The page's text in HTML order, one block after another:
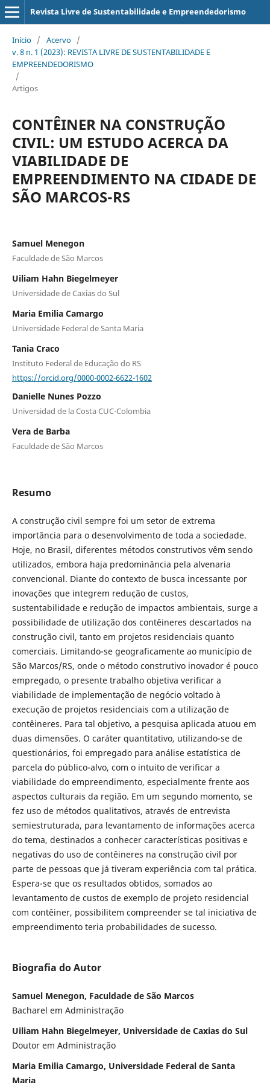
Revista Livre de Sustentabilidade e Empreendedorismo
Início / Acervo /
v. 8 n. 1 (2023): REVISTA LIVRE DE SUSTENTABILIDADE E
EMPREENDEDORISMO
/
Artigos
CONTÊINER NA CONSTRUÇÃO
CIVIL: UM ESTUDO ACERCA DA
VIABILIDADE DE
EMPREENDIMENTO NA CIDADE DE
SÃO MARCOS-RS
Samuel Menegon
Faculdade de São Marcos
Uiliam Hahn Biegelmeyer
Universidade de Caxias do Sul
Maria Emilia Camargo
Universidade Federal de Santa Maria
Tania Craco
Instituto Federal de Educação do RS
https://orcid.org/0000-0002-6622-1602
Danielle Nunes Pozzo
Universidad de la Costa CUC-Colombia
Vera de Barba
Faculdade de São Marcos
Resumo
A construção civil sempre foi um setor de extrema
importância para o desenvolvimento de toda a sociedade.
Hoje, no Brasil, diferentes métodos construtivos vêm sendo
utilizados, embora haja predominância pela alvenaria
convencional. Diante do contexto de busca incessante por
inovações que integrem redução de custos,
sustentabilidade e redução de impactos ambientais, surge a
possibilidade de utilização dos contêineres descartados na
construção civil, tanto em projetos residenciais quanto
comerciais. Limitando-se geograficamente ao município de
São Marcos/RS, onde o método construtivo inovador é pouco
empregado, o presente trabalho objetiva verificar a
viabilidade de implementação de negócio voltado à
execução de projetos residenciais com a utilização de
contêineres. Para tal objetivo, a pesquisa aplicada atuou em
duas dimensões. O caráter quantitativo, utilizando-se de
questionários, foi empregado para análise estatística de
parcela do público-alvo, com o intuito de verificar a
viabilidade do empreendimento, especialmente frente aos
aspectos culturais da região. Em um segundo momento, se
fez uso de métodos qualitativos, através de entrevista
semiestruturada, para levantamento de informações acerca
do tema, destinados a conhecer características positivas e
negativas do uso de contêineres na construção civil por
parte de pessoas que já tiveram experiência com tal prática.
Espera-se que os resultados obtidos, somados ao
levantamento de custos de exemplo de projeto residencial
com contêiner, possibilitem compreender se tal iniciativa de
empreendimento teria probabilidades de sucesso.
Biografia do Autor
Samuel Menegon, Faculdade de São Marcos
Bacharel em Administração
Uiliam Hahn Biegelmeyer, Universidade de Caxias do Sul
Doutor em Administração
Maria Emilia Camargo, Universidade Federal de Santa
Maria